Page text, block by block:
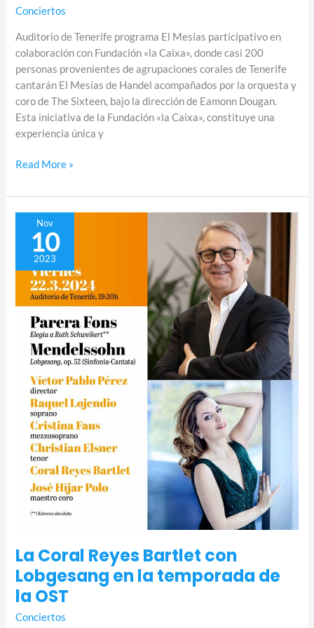
Conciertos
Auditorio de Tenerife programa El Mesías participativo en
colaboración con Fundación «la Caixa», donde casi 200
personas provenientes de agrupaciones corales de Tenerife
cantarán El Mesías de Handel acompañados por la orquesta y
coro de The Sixteen, bajo la dirección de Eamonn Dougan.
Esta iniciativa de la Fundación «la Caixa», constituye una
experiencia única y
Read More »
Nov
10
2023
La Coral Reyes Bartlet con
Lobgesang en la temporada de
la OST
Conciertos
Coral
Reyes
Bartlet
con
Lobgesang
temporada
OST